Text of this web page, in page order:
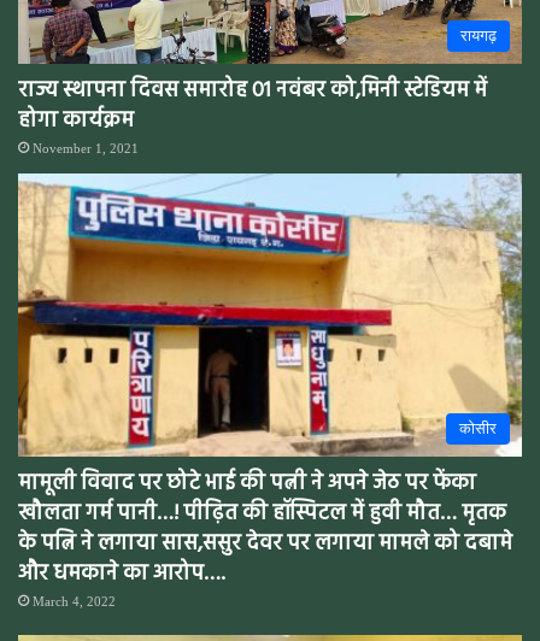
रायगढ़
राज्य स्थापना दिवस समारोह 01 नवंबर को,मिनी स्टेडियम में
होगा कार्यक्रम
November 1, 2021
कोसीर
मामूली विवाद पर छोटे भाई की पत्नी ने अपने जेठ पर फेंका
खौलता गर्म पानी…! पीढ़ित की हॉस्पिटल में हुवी मौत… मृतक
के पत्नि ने लगाया सास,ससुर देवर पर लगाया मामले को दबामे
और धमकाने का आरोप….
March 4, 2022